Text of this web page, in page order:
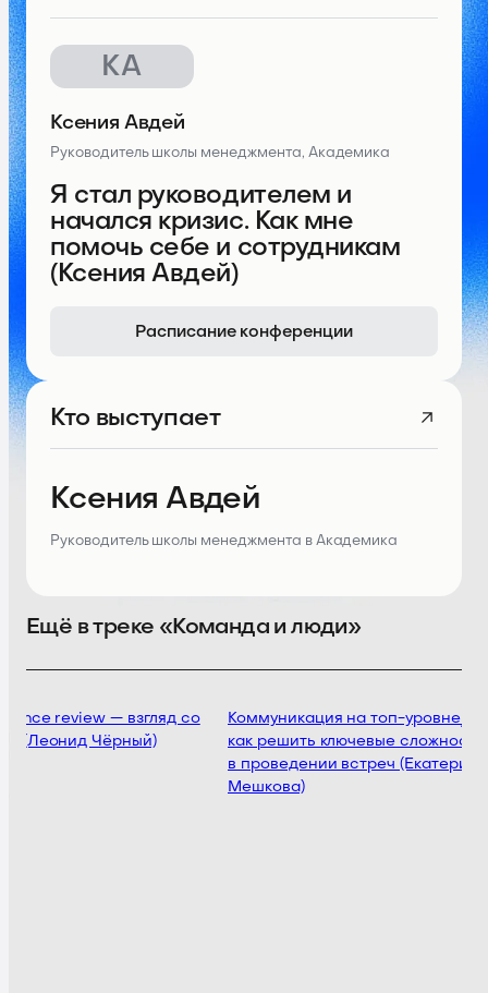
КА
Я стал руководителем и
начался кризис. Как мне
помочь себе и сотрудникам
(Ксения Авдей)
Ксения Авдей
Руководитель школы менеджмента, Академика
Расписание конференции
Кто выступает
Ксения Авдей
Руководитель школы менеджмента в Академика
Ещё в треке «Команда и люди»
review — взгляд со
(Леонид Чёрный)
Коммуникация на топ-уровне/
как решить ключевые сложности
в проведении встреч (Екатерина
Мешкова)